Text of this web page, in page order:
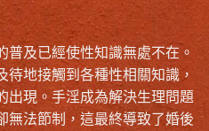
及已經使性知識無處不在。
地接觸到各種性相關知識，
出現。手淫成為解決生理問題
無法節制，這最終導致了婚後